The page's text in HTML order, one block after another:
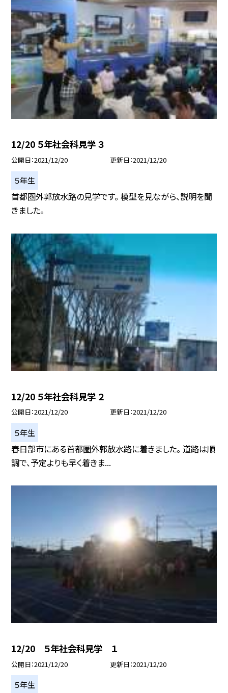
12/20 ５年社会科見学 ３
公開日 2021/12/20 更新日 2021/12/20
５年生
首都圏外郭放水路の見学です。 模型を見ながら、説明を聞
きました。
12/20 ５年社会科見学 ２
公開日 2021/12/20 更新日 2021/12/20
５年生
春日部市にある首都圏外郭放水路に着きました。 道路は順
調で、予定よりも早く着きま...
12/20 ５年社会科見学 １
公開日 2021/12/20 更新日 2021/12/20
５年生